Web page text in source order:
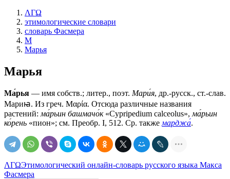
ΛΓΩ
этимологические словари
словарь Фасмера
М
Марья
Марья
Ма́рья — имя собств.; литер., поэт. Мари́я, др.-русск., ст.-слав.
Мариꙗ. Из греч. Μαρία. Отсюда различные названия
растений: ма́рьин башмачо́к«Сурriреdium саlсеоlus», ма́рьин
ко́рень «пион»; см. Преобр. I, 512. Ср. также марджа́.
ΛΓΩЭтимологический онлайн-словарь русского языка Макса
Фасмера